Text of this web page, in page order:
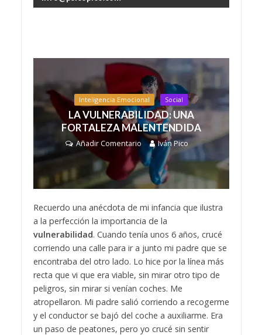
Inteligencia Emocional Social
LA VULNERABILIDAD: UNA
FORTALEZA MALENTENDIDA
Añadir Comentario Iván Pico
Recuerdo una anécdota de mi infancia que ilustra
a la perfección la importancia de la
vulnerabilidad. Cuando tenía unos 6 años, crucé
corriendo una calle para ir a junto mi padre que se
encontraba del otro lado. Lo hice por la línea más
recta que vi que era viable, sin mirar otro tipo de
peligros, sin mirar si venían coches. Me
atropellaron. Mi padre salió corriendo a recogerme
y el conductor se bajó del coche a auxiliarme. Era
un paso de peatones, pero yo crucé sin sentir